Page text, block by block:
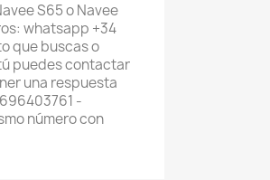
S65 o Navee
whatsapp +34
que buscas o
puedes contactar
una respuesta
-
número con